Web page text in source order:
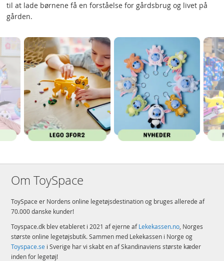
til at lade børnene få en forståelse for gårdsbrug og livet på
gården.
Om ToySpace
ToySpace er Nordens online legetøjsdestination og bruges allerede af
70.000 danske kunder!
Toyspace.dk blev etableret i 2021 af ejerne afLekekassen.no , Norges
største online legetøjsbutik. Sammen med Lekekassen i Norge og
Toyspace.se i Sverige har vi skabt en af Skandinaviens største kæder
inden for legetøj!